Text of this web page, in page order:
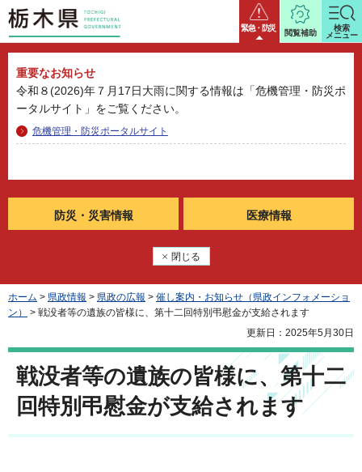
栃木県 緊急・防災
重要なお知らせ
令和８(2026)年７月17日大雨に関する情報は「危機管理・防災ポ
ータルサイト」をご覧ください。
危機管理・防災ポータルサイト
防災・ 災害情報 医療情報
閉じる
閲覧補助
検索
メニュー
ホーム > 県政情報 > 県政の広報 > 催し案内・お知らせ（県政インフォメーショ
ン）
> 戦没者等の遺族の皆様に、第十二回特別弔慰金が支給されます
更新日：2025年5月30日
戦没者等の遺族の皆様に、第十二
回特別弔慰金が支給されます